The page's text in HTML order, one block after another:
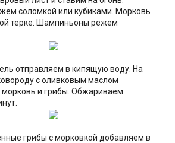
соломкой или кубиками. Морковь
терке. Шампиньоны режем
отправляем в кипящую воду. На
с оливковым маслом
и грибы. Обжариваем
грибы с морковкой добавляем в